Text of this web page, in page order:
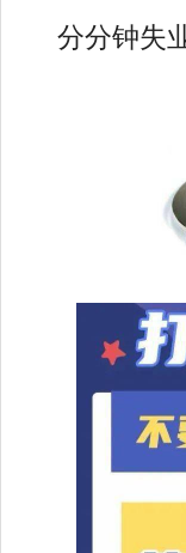
分分钟失